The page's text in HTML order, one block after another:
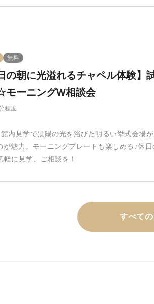
無料
の朝に光溢れるチャペル体験】
モーニングW相談会
程度
内見学では陽の光を浴びた明るい挙式会場が
が魅力。モーニングプレートも楽しめる♪休日
に見学、ご相談を！
すべて